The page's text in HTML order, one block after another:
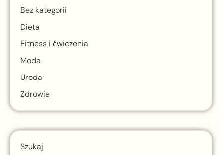
Bez kategorii
Dieta
Fitness i ćwiczenia
Moda
Uroda
Zdrowie
Szukaj